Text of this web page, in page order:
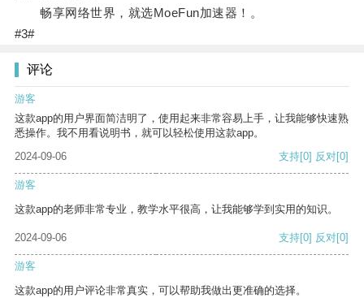
畅享网络世界，就选MoeFun加速器！。
#3#
评论
游客
这款app的用户界面简洁明了，使用起来非常容易上手，让我能够快速熟
悉操作。我不用看说明书，就可以轻松使用这款app。
2024-09-06
支持[0] 反对[0]
游客
这款app的老师非常专业，教学水平很高，让我能够学到实用的知识。
2024-09-06 支持[0] 反对[0]
游客
这款app的用户评论非常真实，可以帮助我做出更准确的选择。